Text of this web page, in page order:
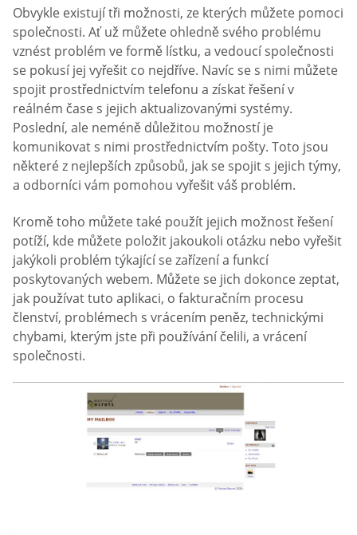
Obvykle existují tři možnosti, ze kterých můžete pomoci
společnosti. Ať už můžete ohledně svého problému
vznést problém ve formě lístku, a vedoucí společnosti
se pokusí jej vyřešit co nejdříve. Navíc se s nimi můžete
spojit prostřednictvím telefonu a získat řešení v
reálném čase s jejich aktualizovanými systémy.
Poslední, ale neméně důležitou možností je
komunikovat s nimi prostřednictvím pošty. Toto jsou
některé z nejlepších způsobů, jak se spojit s jejich týmy,
a odborníci vám pomohou vyřešit váš problém.
Kromě toho můžete také použít jejich možnost řešení
potíží, kde můžete položit jakoukoli otázku nebo vyřešit
jakýkoli problém týkající se zařízení a funkcí
poskytovaných webem. Můžete se jich dokonce zeptat,
jak používat tuto aplikaci, o fakturačním procesu
členství, problémech s vrácením peněz, technickými
chybami, kterým jste při používání čelili, a vrácení
společnosti.